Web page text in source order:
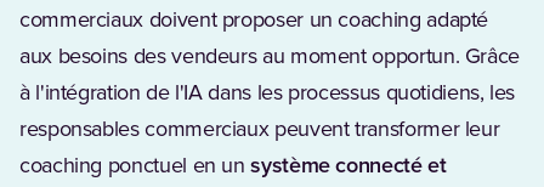
commerciaux doivent proposer un coaching adapté
aux besoins des vendeurs au moment opportun. Grâce
à l'intégration de l'IA dans les processus quotidiens, les
responsables commerciaux peuvent transformer leur
coaching ponctuel en unsystème connecté et